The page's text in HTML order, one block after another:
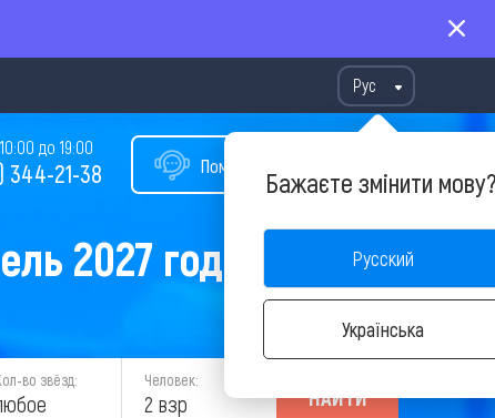
Рус
Бажаєте змінити
Русский
Українська
Помощь в подборе тура
до 19:00
344-21-38
2027 года
во звёзд: Человек:
2 взр НАЙТИ